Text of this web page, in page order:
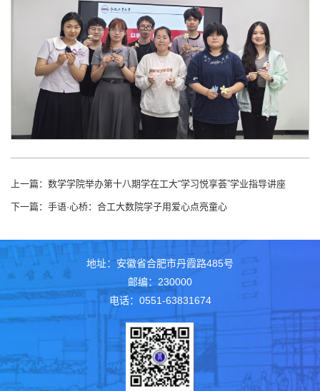
上一篇： 数学学院举办第十八期学在工大“学习悦享荟”学业指导讲座
下一篇： 手语·心桥：合工大数院学子用爱心点亮童心
地址：安徽省合肥市丹霞路485号
邮编：230000
电话：0551-63831674